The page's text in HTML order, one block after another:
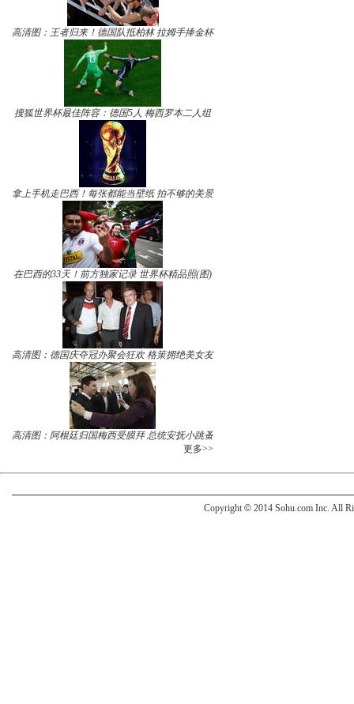
高清图：王者归来！德国队抵柏林 拉姆手捧金杯
搜狐世界杯最佳阵容：德国5人 梅西罗本二人组
拿上手机走巴西！每张都能当壁纸 拍不够的美景
在巴西的33天！前方独家记录 世界杯精品照(图)
高清图：德国庆夺冠办聚会狂欢 格策拥绝美女友
高清图：阿根廷归国梅西受膜拜 总统安抚小跳蚤
更多>>
Copyright © 2014 Sohu.com Inc. All